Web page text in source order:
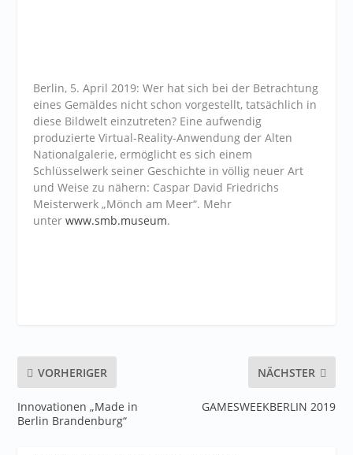
Berlin, 5. April 2019: Wer hat sich bei der Betrachtung
eines Gemäldes nicht schon vorgestellt, tatsächlich in
diese Bildwelt einzutreten? Eine aufwendig
produzierte Virtual-Reality-Anwendung der Alten
Nationalgalerie, ermöglicht es sich einem
Schlüsselwerk seiner Geschichte in völlig neuer Art
und Weise zu nähern: Caspar David Friedrichs
Meisterwerk „Mönch am Meer“. Mehr
unterwww.smb.museum.
VORHERIGER
Innovationen „Made in
Berlin Brandenburg“
NÄCHSTER
GAMESWEEKBERLIN 2019